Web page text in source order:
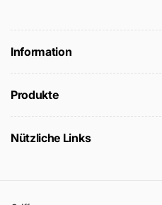
Information
Produkte
Nützliche Links